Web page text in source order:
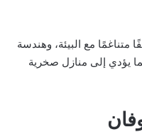
مع البيئة، وهندسة
يؤدي إلى منازل صخرية